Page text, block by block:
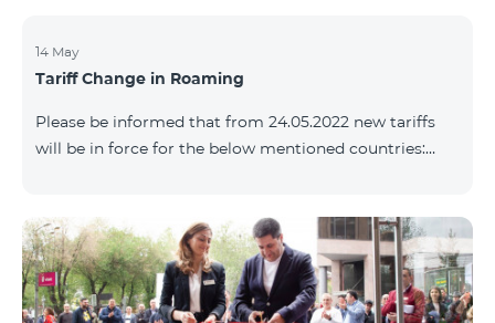
տեղափոխվում են նոր Սակագնային
փաթեթների՝ համաձայն ստորին աղյուսակի․
փաթեթ Տանգո Հետվճարային «Սմարթ 15000»
Ֆլամենկո
14 May
Tariff Change in Roaming
Please be informed that from 24.05.2022 new tariffs
will be in force for the below mentioned countries:
International – 2500 AMD/minute Outgoing calls local
– 800 AMD/minute SMS – 500 AMD Internet – 8000
AMD/MB Country list: Angola, Bermuda, Burkina
Fasso, Cape Verde, Cuba, Chili, Dominican Republic,